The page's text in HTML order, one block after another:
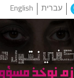
עברית English